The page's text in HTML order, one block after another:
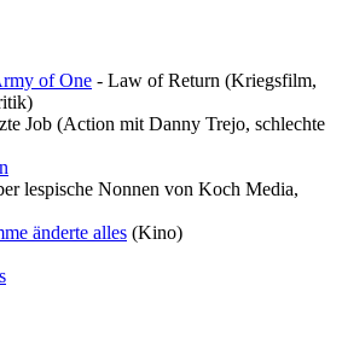
of One - Law of Return (Kriegsfilm,
Job (Action mit Danny Trejo, schlechte
lespische Nonnen von Koch Media,
änderte alles (Kino)